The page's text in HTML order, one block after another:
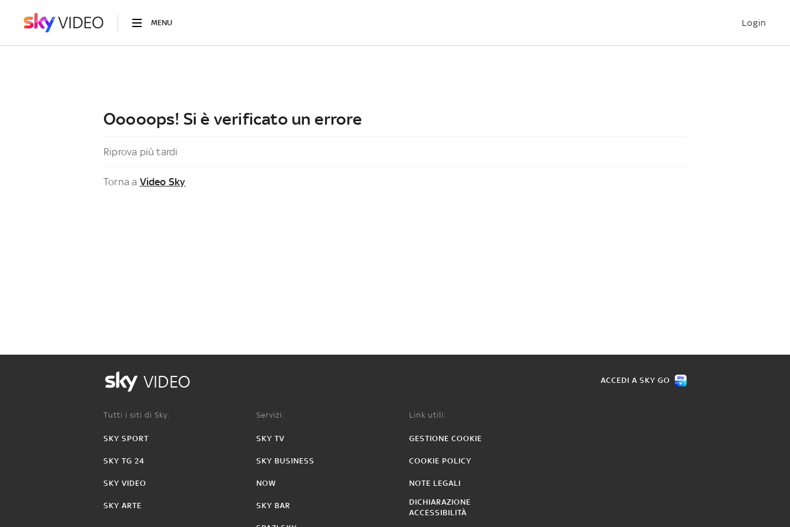
MENU Login
Ooooops! Si è verificato un errore
Riprova più tardi
Torna a Video Sky
VIDEO ACCEDI A SKY GO
Tutti i siti di Sky:
SKY SPORT
SKY TG 24
SKY VIDEO
SKY ARTE
Servizi:
SKY TV
SKY BUSINESS
NOW
SKY BAR
Link utili:
GESTIONE COOKIE
COOKIE POLICY
NOTE LEGALI
DICHIARAZIONE
ACCESSIBILITÀ